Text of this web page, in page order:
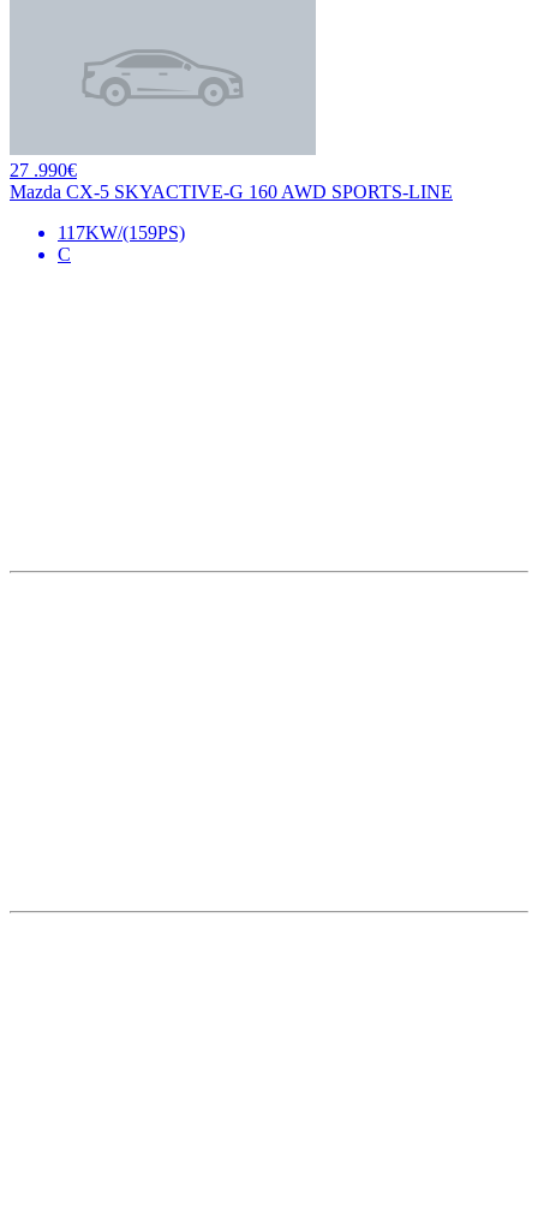
27 .990€
Mazda CX-5 SKYACTIVE-G 160 AWD SPORTS-LINE
117KW/(159PS)
C